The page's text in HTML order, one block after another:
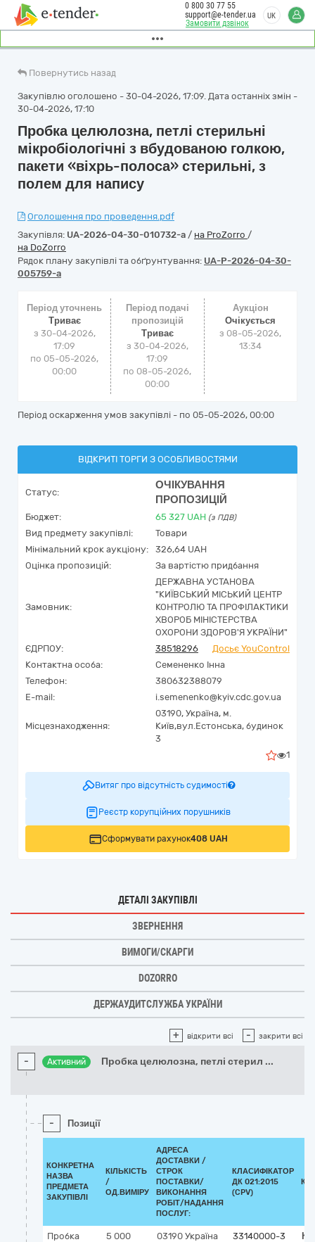
Замовити дзвінок
0 800 30 77 55
support@e-tender.ua
UK
Повернутись назад
Закупівлю оголошено - 30-04-2026, 17:09. Дата останніх змін -
30-04-2026, 17:10
Пробка целюлозна, петлі стерильні
мікробіологічні з вбудованою голкою,
пакети «віхрь-полоса» стерильні, з
полем для напису
Оголошення про проведення.pdf
Закупівля: UA-2026-04-30-010732-a / на ProZorro /
на DoZorro
Рядок плану закупівлі та обґрунтування: UA-P-2026-04-30-
005759-a
Період уточнень
Триває
з 30-04-2026,
17:09
по 05-05-2026,
00:00
Період подачі
пропозицій
Триває
з 30-04-2026,
17:09
по 08-05-2026,
00:00
Аукціон
Очікується
з 08-05-2026,
13:34
Період оскарження умов закупівлі - по 05-05-2026, 00:00
ВІДКРИТІ ТОРГИ З ОСОБЛИВОСТЯМИ
Статус:
ОЧІКУВАННЯ
ПРОПОЗИЦІЙ
Бюджет: 65 327 UAH (з ПДВ)
Вид предмету закупівлі:
Товари
Мінімальний крок аукціону:
326,64 UAH
Оцінка пропозицій:
За вартістю придбання
Замовник:
ДЕРЖАВНА УСТАНОВА
"КИЇВСЬКИЙ МІСЬКИЙ ЦЕНТР
КОНТРОЛЮ ТА ПРОФІЛАКТИКИ
ХВОРОБ МІНІСТЕРСТВА
ОХОРОНИ ЗДОРОВ'Я УКРАЇНИ"
ЄДРПОУ:
38518296
Досьє YouControl
Контактна особа:
Семененко Інна
Телефон:
380632388079
E-mail:
i.semenenko@kyiv.cdc.gov.ua
Місцезнаходження:
03190, Україна, м.
Київ,вул.Естонська, будинок
3
1
Витяг про відсутність судимості
Реєстр корупційних порушників
Сформувати рахунок408 UAH
ДЕТАЛІ ЗАКУПІВЛІ
ЗВЕРНЕННЯ
ВИМОГИ/СКАРГИ
DOZORRO
ДЕРЖАУДИТСЛУЖБА УКРАЇНИ
+ відкрити всі - закрити всі
- Активний Пробка целюлозна, петлі стерил ...
- Позиції
КОНКРЕТНА
НАЗВА
ПРЕДМЕТА
ЗАКУПІВЛІ
КІЛЬКІСТЬ
/
ОД.ВИМІРУ
АДРЕСА
ДОСТАВКИ /
СТРОК
ПОСТАВКИ/
ВИКОНАННЯ
РОБІТ/НАДАННЯ
ПОСЛУГ:
КЛАСИФІКАТОР
ДК 021:2015
(CPV)
Пробка
5 000
03190 Україна
33140000-3